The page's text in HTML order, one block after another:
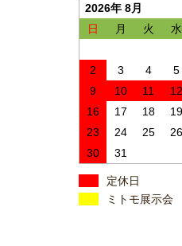
2026年 8月
日
月 火 水
2
3 4 5
9
10 11 12
16
17 18 19
23
24 25 26
30
31
定休日
ミトモ展示会